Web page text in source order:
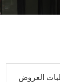
العروض